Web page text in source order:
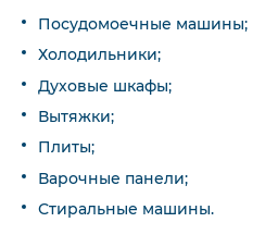
Посудомоечные машины;
Холодильники;
Духовые шкафы;
Вытяжки;
Плиты;
Варочные панели;
Стиральные машины.